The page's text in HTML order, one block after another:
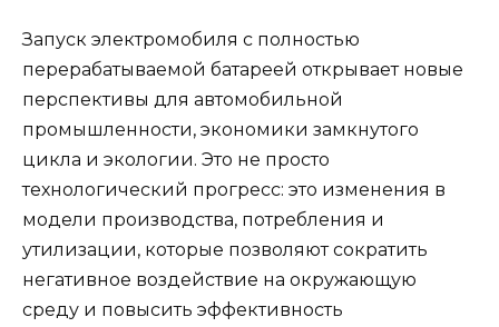
Запуск электромобиля с полностью
перерабатываемой батареей открывает новые
перспективы для автомобильной
промышленности, экономики замкнутого
цикла и экологии. Это не просто
технологический прогресс: это изменения в
модели производства, потребления и
утилизации, которые позволяют сократить
негативное воздействие на окружающую
среду и повысить эффективность